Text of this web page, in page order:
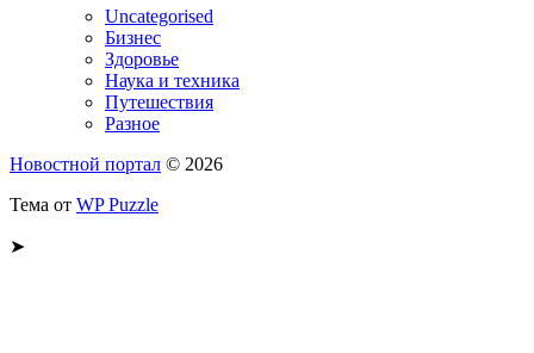
Uncategorised
Бизнес
Здоровье
Наука и техника
Путешествия
Разное
Новостной портал © 2026
Тема от WP Puzzle
➤